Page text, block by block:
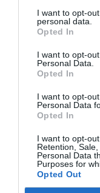
I want to opt-
personal data.
Opted In
I want to opt-
Personal Data.
Opted In
I want to opt-
Personal Data
Opted In
I want to opt-
Retention,
Personal Data
Purposes for
Opted Out
– Δραπετσώνας
Με μεγάλη επιτυχία
2026 η
Το καλοκαίρι μας
προετοιμάζει τη
Η ασφάλεια στις